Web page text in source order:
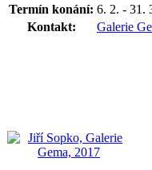
Termín konání: 6. 2. - 31.
Kontakt:
Galerie